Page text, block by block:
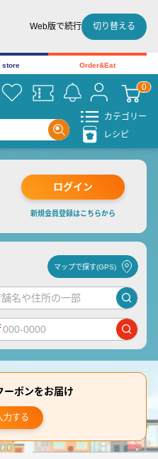
Web版で続行 切り替える
store Order&Eat
カテゴリー
レシピ
ログイン
新規会員登録はこちらから
マップで探す(GPS)
ーポンをお届け
力する